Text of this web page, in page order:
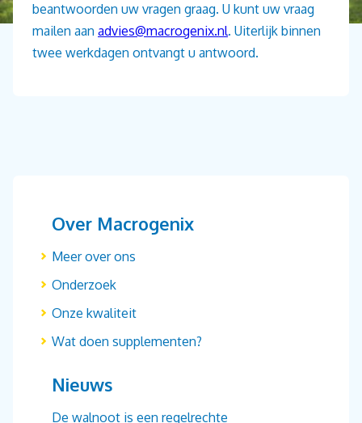
beantwoorden uw vragen graag. U kunt uw vraag
mailen aan advies@macrogenix.nl. Uiterlijk binnen
twee werkdagen ontvangt u antwoord.
Over Macrogenix
Meer over ons
Onderzoek
Onze kwaliteit
Wat doen supplementen?
Nieuws
De walnoot is een regelrechte